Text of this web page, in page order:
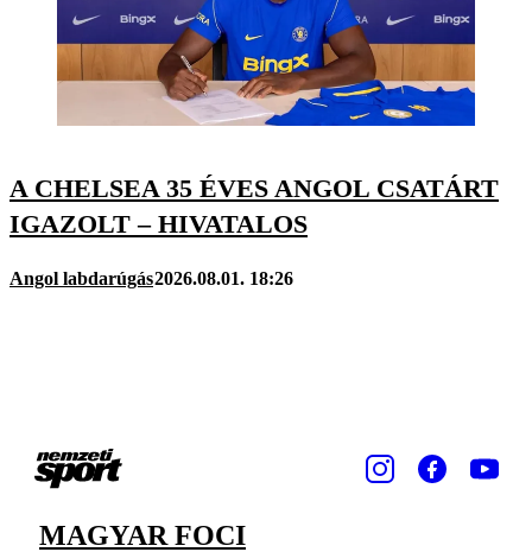
A CHELSEA 35 ÉVES ANGOL CSATÁRT
IGAZOLT – HIVATALOS
Angol labdarúgás2026.08.01. 18:26
MAGYAR FOCI